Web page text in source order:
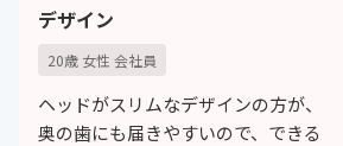
デザイン
20歳 女性 会社員
ヘッドがスリムなデザインの方が、
奥の歯にも届きやすいので、できる